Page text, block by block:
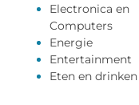
Electronica en
Computers
Energie
Entertainment
Eten en drinken